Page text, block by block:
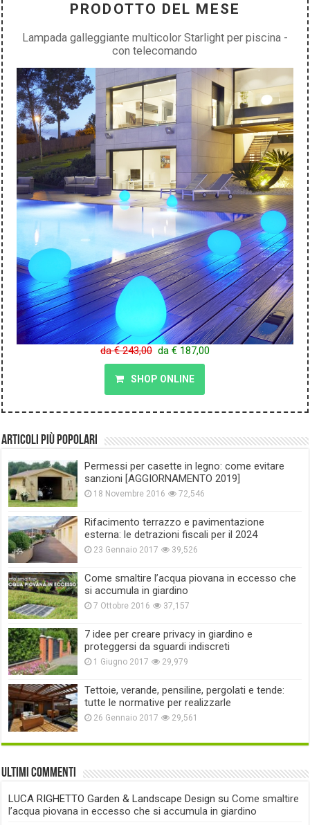
PRODOTTO DEL MESE
Lampada galleggiante multicolor Starlight per piscina -
con telecomando
da € 243,00 da € 187,00
SHOP ONLINE
Articoli più popolari
Permessi per casette in legno: come evitare
sanzioni [AGGIORNAMENTO 2019]
18 Novembre 2016 72,546
Rifacimento terrazzo e pavimentazione
esterna: le detrazioni fiscali per il 2024
23 Gennaio 2017 39,526
Come smaltire l’acqua piovana in eccesso che
si accumula in giardino
7 Ottobre 2016 37,157
7 idee per creare privacy in giardino e
proteggersi da sguardi indiscreti
1 Giugno 2017 29,979
Tettoie, verande, pensiline, pergolati e tende:
tutte le normative per realizzarle
26 Gennaio 2017 29,561
Ultimi commenti
LUCA RIGHETTO Garden & Landscape Design suCome smaltire
l’acqua piovana in eccesso che si accumula in giardino